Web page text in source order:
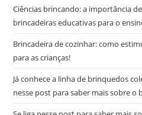
Ciências brincando: a importância
brincadeiras educativas para o
Brincadeira de cozinhar: como
para as crianças!
Já conhece a linha de brinquedos
nesse post para saber mais sobre o